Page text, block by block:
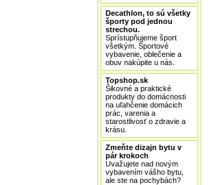
Decathlon, to sú všetky
športy pod jednou
strechou.
Sprístupňujeme šport
všetkým. Športové
vybavenie, oblečenie a
obuv nakúpite u nás.
Topshop.sk
Šikovné a praktické
produkty do domácnosti
na uľahčenie domácich
prác, varenia a
starostlivosť o zdravie a
krásu.
Zmeňte dizajn bytu v
pár krokoch
Uvažujete nad novým
vybavením vášho bytu,
ale ste na pochybách?